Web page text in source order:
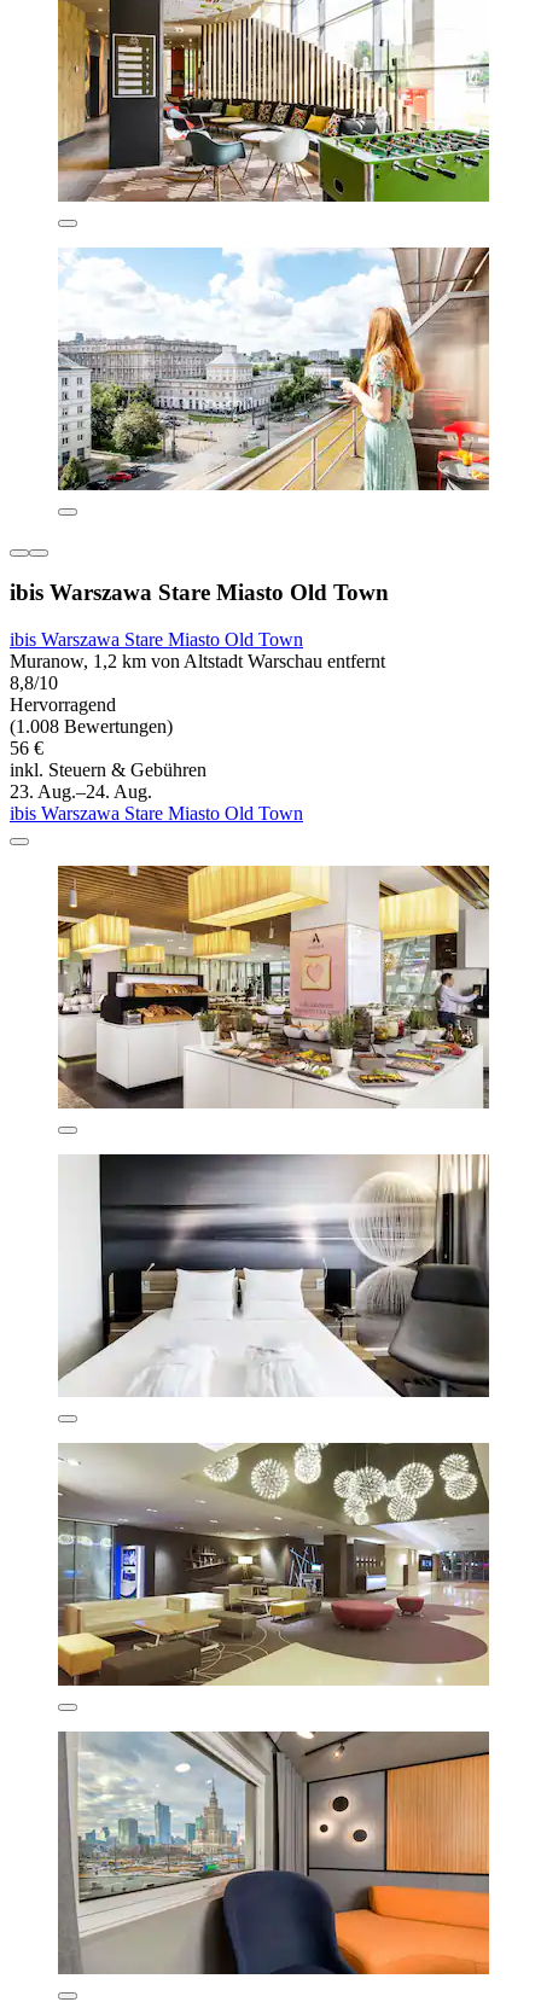
ibis Warszawa Stare Miasto Old Town
ibis Warszawa Stare Miasto Old Town
Muranow, 1,2 km von Altstadt Warschau entfernt
8,8/10
Hervorragend
(1.008 Bewertungen)
56 €
inkl. Steuern & Gebühren
23. Aug.–24. Aug.
ibis Warszawa Stare Miasto Old Town